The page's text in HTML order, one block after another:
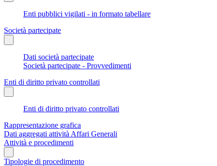
Enti pubblici vigilati - in formato tabellare
Società partecipate
Dati società partecipate
Società partecipate - Provvedimenti
Enti di diritto privato controllati
Enti di diritto privato controllati
Rappresentazione grafica
Dati aggregati attività Affari Generali
Attività e procedimenti
Tipologie di procedimento